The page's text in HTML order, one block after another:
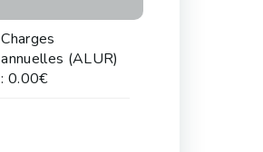
Charges
annuelles (ALUR)
: 0.00€